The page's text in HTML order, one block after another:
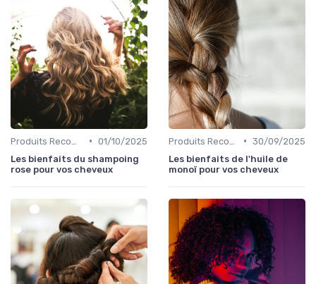
• 01/10/2025
Les bienfaits du shampoing
rose pour vos cheveux
• 30/09/2025
Les bienfaits de l'huile de
monoï pour vos cheveux